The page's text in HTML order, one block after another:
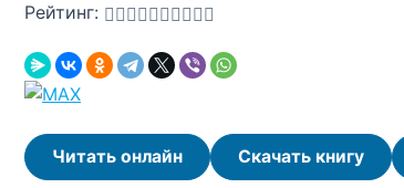
Рейтинг:
Читать онлайн Скачать книгу